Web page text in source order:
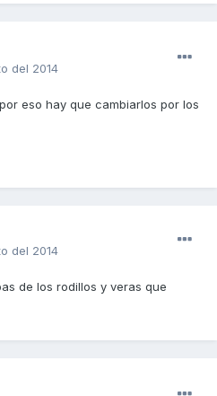
del 2014
eso hay que cambiarlos por los
del 2014
de los rodillos y veras que